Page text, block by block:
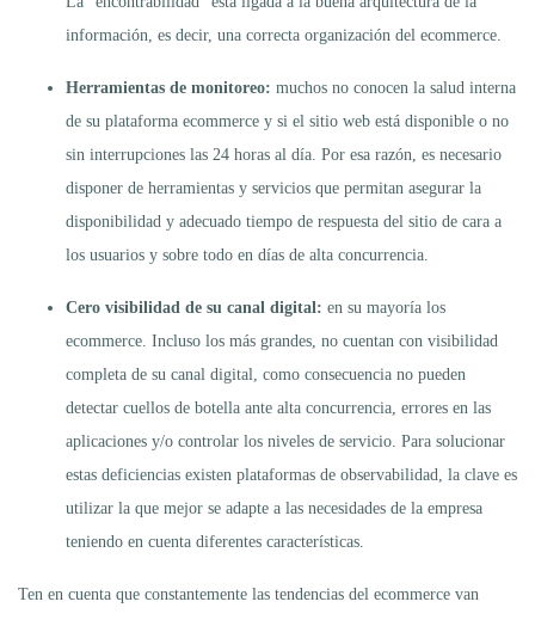
información, es decir, una correcta organización del ecommerce.
Herramientas de monitoreo: muchos no conocen la salud interna
de su plataforma ecommerce y si el sitio web está disponible o no
sin interrupciones las 24 horas al día. Por esa razón, es necesario
disponer de herramientas y servicios que permitan asegurar la
disponibilidad y adecuado tiempo de respuesta del sitio de cara a
los usuarios y sobre todo en días de alta concurrencia.
Cero visibilidad de su canal digital: en su mayoría los
ecommerce. Incluso los más grandes, no cuentan con visibilidad
completa de su canal digital, como consecuencia no pueden
detectar cuellos de botella ante alta concurrencia, errores en las
aplicaciones y/o controlar los niveles de servicio. Para solucionar
estas deficiencias existen plataformas de observabilidad, la clave es
utilizar la que mejor se adapte a las necesidades de la empresa
teniendo en cuenta diferentes características.
Ten en cuenta que constantemente las tendencias del ecommerce van